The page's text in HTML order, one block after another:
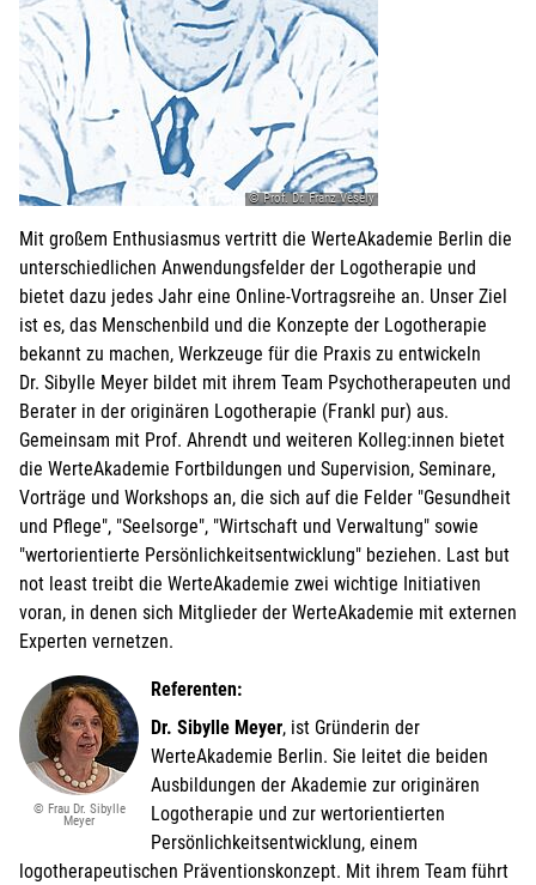
© Prof. Dr. Franz Vesely
Mit großem Enthusiasmus vertritt die WerteAkademie Berlin die
unterschiedlichen Anwendungsfelder der Logotherapie und
bietet dazu jedes Jahr eine Online-Vortragsreihe an. Unser Ziel
ist es, das Menschenbild und die Konzepte der Logotherapie
bekannt zu machen, Werkzeuge für die Praxis zu entwickeln
Dr. Sibylle Meyer bildet mit ihrem Team Psychotherapeuten und
Berater in der originären Logotherapie (Frankl pur) aus.
Gemeinsam mit Prof. Ahrendt und weiteren Kolleg:innen bietet
die WerteAkademie Fortbildungen und Supervision, Seminare,
Vorträge und Workshops an, die sich auf die Felder "Gesundheit
und Pflege", "Seelsorge", "Wirtschaft und Verwaltung" sowie
"wertorientierte Persönlichkeitsentwicklung" beziehen. Last but
not least treibt die WerteAkademie zwei wichtige Initiativen
voran, in denen sich Mitglieder der WerteAkademie mit externen
Experten vernetzen.
© Frau Dr. Sibylle
Meyer
Referenten:
Dr. Sibylle Meyer, ist Gründerin der
WerteAkademie Berlin. Sie leitet die beiden
Ausbildungen der Akademie zur originären
Logotherapie und zur wertorientierten
Persönlichkeitsentwicklung, einem
logotherapeutischen Präventionskonzept. Mit ihrem Team führt